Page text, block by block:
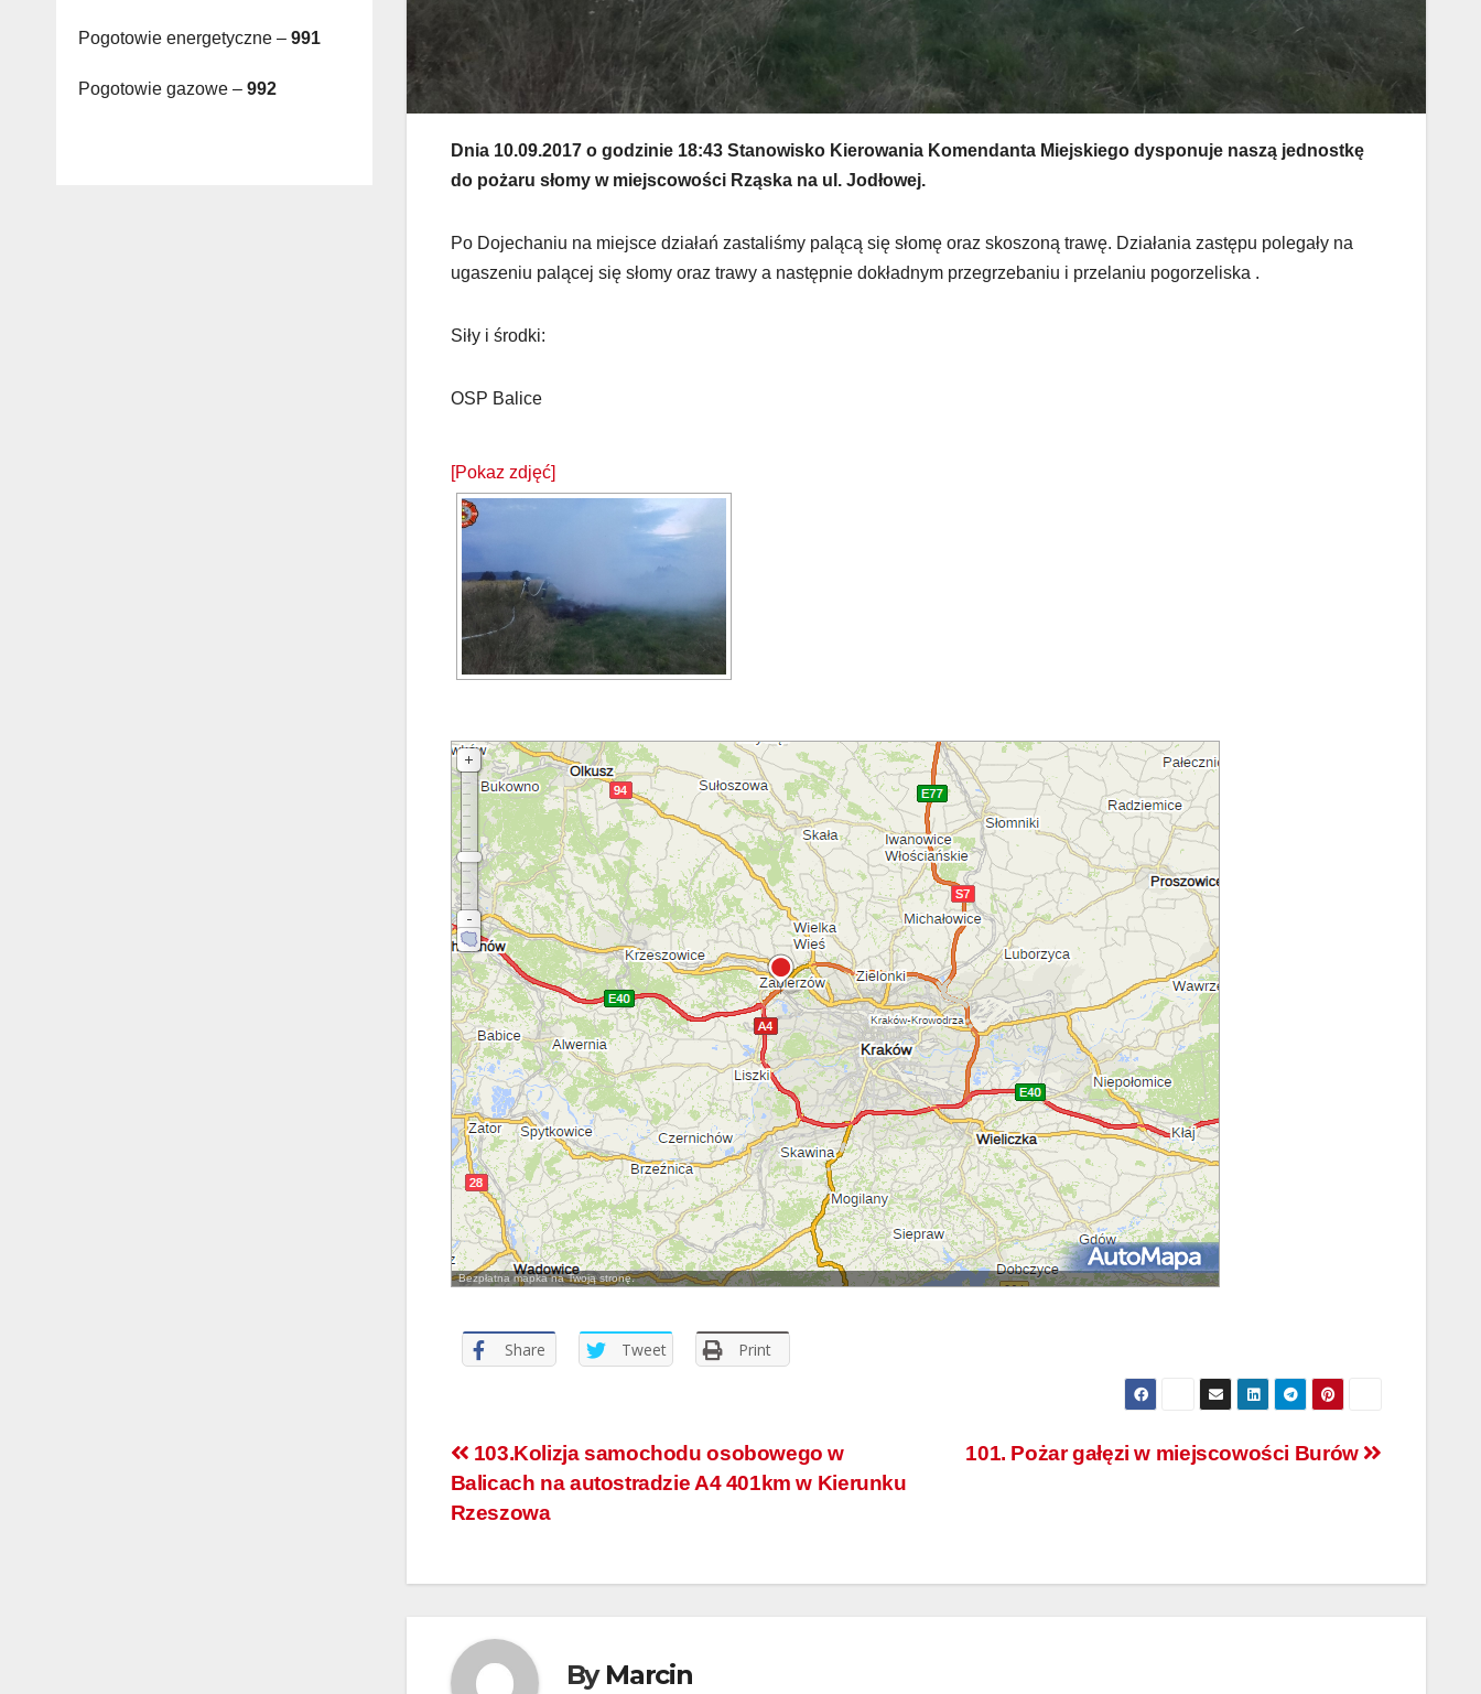
Pogotowie energetyczne – 991
Pogotowie gazowe – 992
Dnia 10.09.2017 o godzinie 18:43 Stanowisko Kierowania Komendanta Miejskiego dysponuje naszą jednostkę
do pożaru słomy w miejscowości Rząska na ul. Jodłowej.
Po Dojechaniu na miejsce działań zastaliśmy palącą się słomę oraz skoszoną trawę. Działania zastępu polegały na
ugaszeniu palącej się słomy oraz trawy a następnie dokładnym przegrzebaniu i przelaniu pogorzeliska .
Siły i środki:
OSP Balice
[Pokaz zdjęć]
Bezpłatna mapka na Twoją stronę.
Share Tweet Print
101. Pożar gałęzi w miejscowości Burów
103.Kolizja samochodu osobowego w
Balicach na autostradzie A4 401km w Kierunku
Rzeszowa
By Marcin